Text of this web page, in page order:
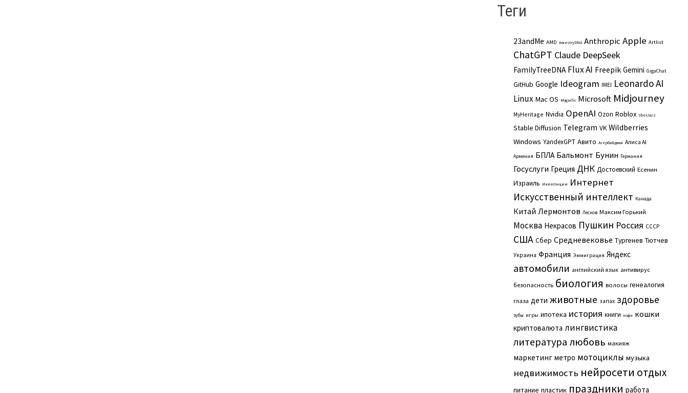
Теги
23andMe AMD AncestryDNA Anthropic Apple Artlist
ChatGPT Claude DeepSeek
FamilyTreeDNA Flux AI Freepik Gemini GigaChat
GitHub Google Ideogram IMEI Leonardo AI
Linux Mac OS Magnific Microsoft Midjourney
MyHeritage Nvidia OpenAI Ozon Roblox SberJazz
Stable Diffusion Telegram VK Wildberries
Windows YandexGPT Авито Азербайджан Алиса AI
Армения БПЛА Бальмонт Бунин Германия
Госуслуги Греция ДНК Достоевский Есенин
Израиль Инвестиции Интернет
Искусственный интеллект Канада
Китай Лермонтов Лесков Максим Горький
Москва Некрасов Пушкин Россия СССР
США Сбер Средневековье Тургенев Тютчев
Украина Франция Эммиграция Яндекс
автомобили английский язык антивирус
безопасность биология волосы генеалогия
глаза дети животные запах здоровье
зубы игры ипотека история книги кофе кошки
криптовалюта лингвистика
литература любовь макияж
маркетинг метро мотоциклы музыка
недвижимость нейросети отдых
питание пластик праздники работа